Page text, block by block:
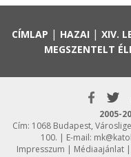
CÍMLAP | HAZAI | XIV.
MEGSZENTELT
2005-
Cím: 1068 Budapest,
100. | E-mail:
Impresszum | Médiaajánlat |